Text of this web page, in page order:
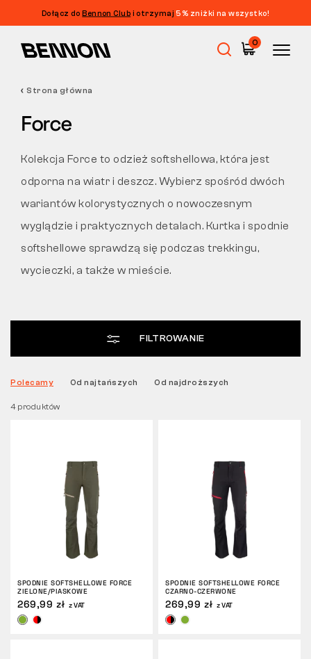
Dołącz doBennon Club i otrzymaj 5% zniżki na wszystko!
0
Wyprzedaż
Barefoot
Outdoor
ARTYKUŁY
LABORATORIUM BENNON
SKLEP Z BISTRO
KONTAKT
Strona główna
Force
Kolekcja Force to odzież softshellowa, która jest
odporna na wiatr i deszcz. Wybierz spośród dwóch
wariantów kolorystycznych o nowoczesnym
wyglądzie i praktycznych detalach. Kurtka i spodnie
softshellowe sprawdzą się podczas trekkingu,
wycieczki, a także w mieście.
FILTROWANIE
Filtrowanie
WŁAŚCIWOŚCI
CIĘCIE
4 produktów
Polecamy Od najtańszych Od najdroższych
SPODNIE SOFTSHELLOWE FORCE
ZIELONE/PIASKOWE
269,99 zł z VAT
SPODNIE SOFTSHELLOWE FORCE
CZARNO-CZERWONE
269,99 zł z VAT